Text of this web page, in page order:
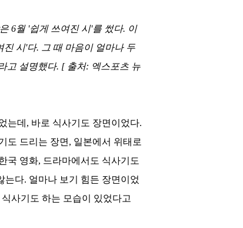
6월 '쉽게 쓰여진 시'를 썼다. 이
진 시'다. 그 때 마음이 얼마나 두
고 설명했다. [ 출처: 엑스포츠 뉴
는데 , 바로 식사기도 장면이었다.
도 드리는 장면 , 일본에서 위태로
국 영화, 드라마에서도 식사기도
는다. 얼마나 보기 힘든 장면이었
사기도 하는 모습이 있었다고